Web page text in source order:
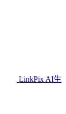
LinkPix AI生